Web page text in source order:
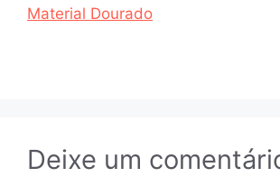
Material Dourado
Deixe um